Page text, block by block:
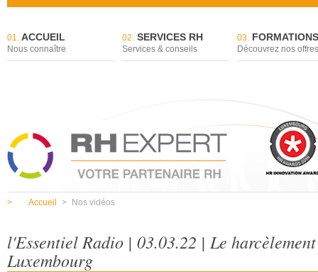
01. ACCUEIL
Nous connaître
02. SERVICES RH
Services & conseils
03. FORMATIONS
Découvrez nos offres
> Accueil > Nos vidéos
l'Essentiel Radio | 03.03.22 | Le
Luxembourg